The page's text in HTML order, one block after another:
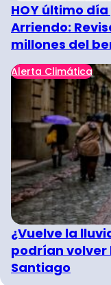
HOY último
Arriendo:
millones del
Alerta Climática
¿Vuelve la
podrían volver
Santiago